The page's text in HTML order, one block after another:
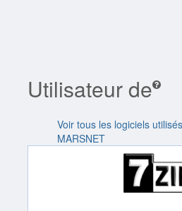
Utilisateur de
Voir tous les logiciels
MARSNET